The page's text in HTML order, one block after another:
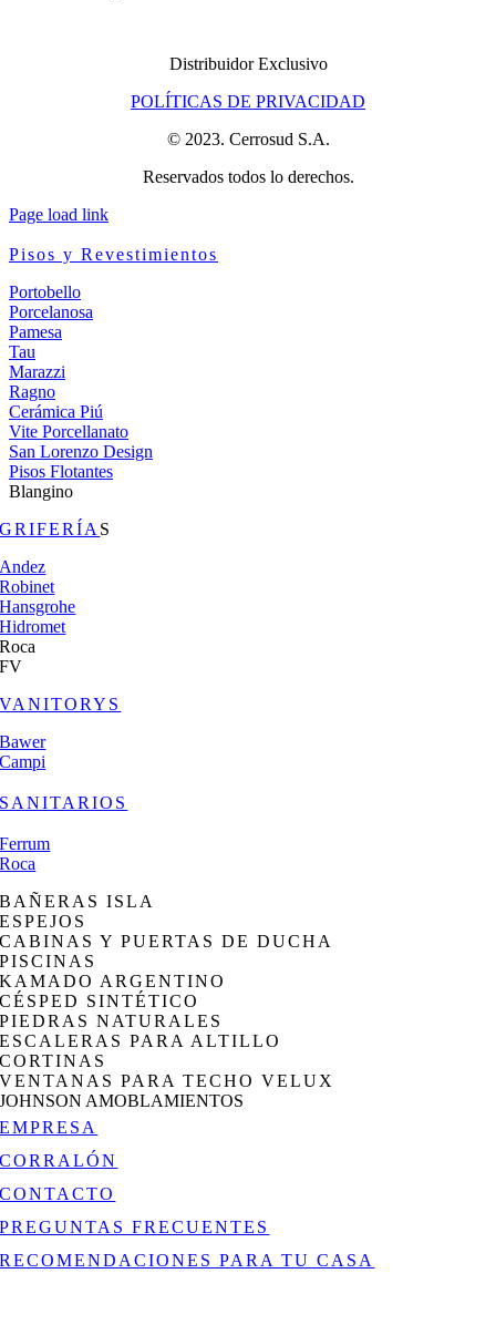
Distribuidor Exclusivo
POLÍTICAS DE PRIVACIDAD
© 2023. Cerrosud S.A.
Reservados todos lo derechos.
Page load link
Pisos y Revestimientos
Portobello
Porcelanosa
Pamesa
Tau
Marazzi
Ragno
Cerámica Piú
Vite Porcellanato
San Lorenzo Design
Pisos Flotantes
Blangino
GRIFERÍA S
Andez
Robinet
Hansgrohe
Hidromet
Roca
FV
VANITORYS
Bawer
Campi
SANITARIOS
Ferrum
Roca
BAÑERAS ISLA
ESPEJOS
CABINAS Y PUERTAS DE DUCHA
PISCINAS
KAMADO ARGENTINO
CÉSPED SINTÉTICO
PIEDRAS NATURALES
ESCALERAS PARA ALTILLO
CORTINAS
VENTANAS PARA TECHO VELUX
JOHNSON AMOBLAMIENTOS
EMPRESA
CORRALÓN
CONTACTO
PREGUNTAS FRECUENTES
RECOMENDACIONES PARA TU CASA